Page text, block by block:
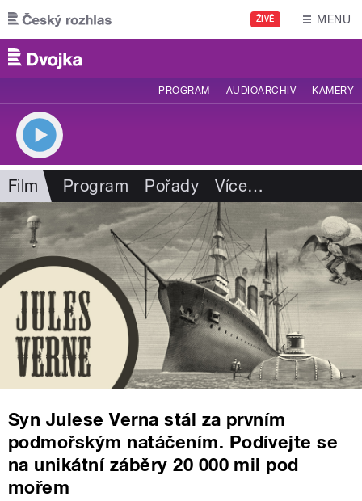
Přejít k hlavnímu obsahu
ŽIVĚ MENU
PROGRAM AUDIOARCHIV KAMERY
Film Program Pořady Více…
Syn Julese Verna stál za prvním
podmořským natáčením. Podívejte se
na unikátní záběry 20 000 mil pod
mořem